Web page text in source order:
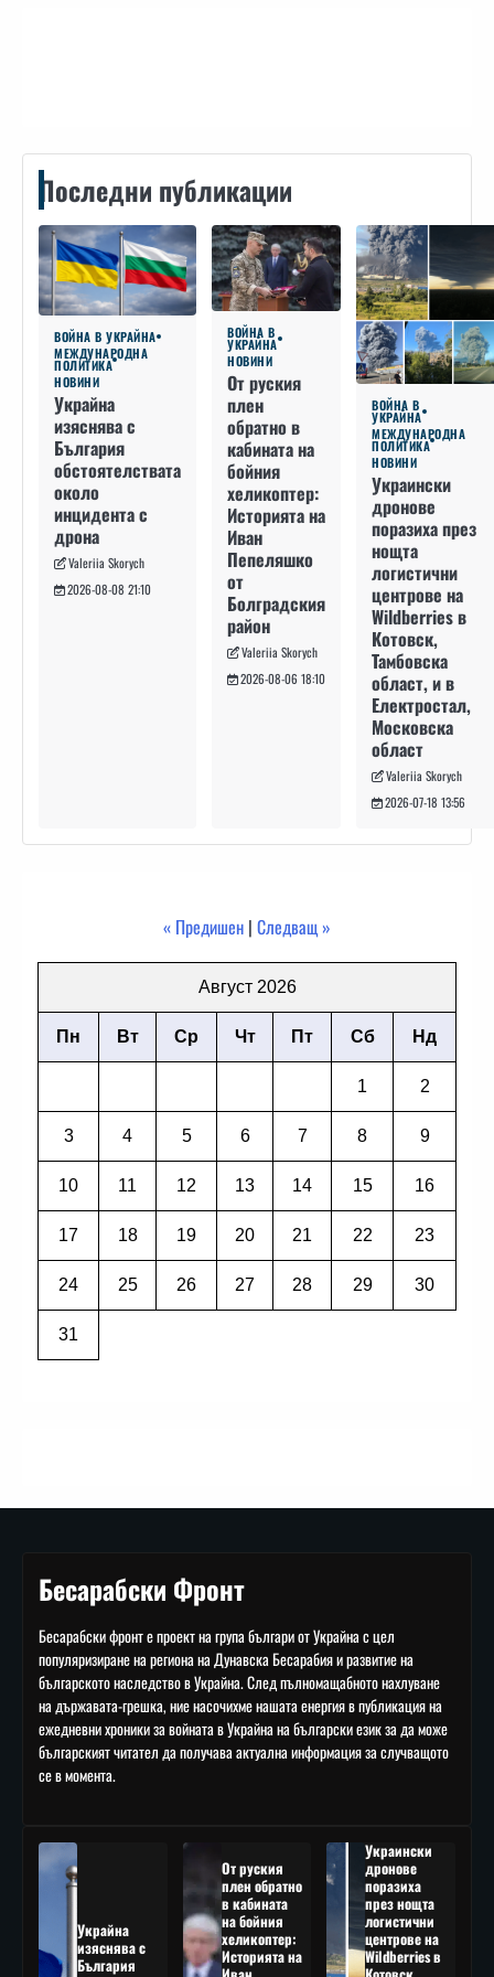
Последни публикации
ВОЙНА В УКРАЙНА
МЕЖДУНАРОДНА
ПОЛИТИКА
НОВИНИ
Украйна
изяснява с
България
обстоятелствата
около
инцидента с
дрона
Valeriia Skorych
2026-08-08 21:10
ВОЙНА В
УКРАЙНА
НОВИНИ
От руския
плен
обратно в
кабината на
бойния
хеликоптер:
Историята на
Иван
Пепеляшко
от
Болградския
район
Valeriia Skorych
2026-08-06 18:10
ВОЙНА В
УКРАЙНА
МЕЖДУНАРОДНА
ПОЛИТИКА
НОВИНИ
Украински
дронове
поразиха през
нощта
логистични
центрове на
Wildberries в
Котовск,
Тамбовска
област, и в
Електростал,
Московска
област
Valeriia Skorych
2026-07-18 13:56
« Предишен | Следващ »
Август 2026
Пн Вт Ср Чт Пт Сб Нд
1 2
3 4 5 6 7 8 9
10 11 12 13 14 15 16
17 18 19 20 21 22 23
24 25 26 27 28 29 30
31
Бесарабски Фронт
Бесарабски фронт е проект на група българи от Украйна с цел
популяризиране на региона на Дунавска Бесарабия и развитие на
българското наследство в Украйна. След пълномащабното нахлуване
на държавата-грешка, ние насочихме нашата енергия в публикация на
ежедневни хроники за войната в Украйна на български език за да може
българският читател да получава актуална информация за случващото
се в момента.
Украйна
изяснява с
България
От руския
плен обратно
в кабината
на бойния
хеликоптер:
Историята на
Украински
дронове
поразиха
през нощта
логистични
центрове на
Wildberries в